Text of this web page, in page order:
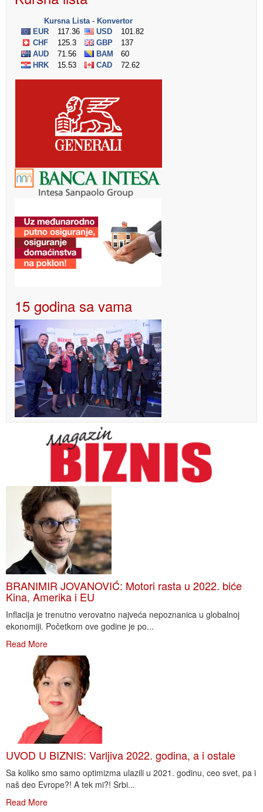
15 godina sa vama
BRANIMIR JOVANOVIĆ: Motori rasta u 2022. biće
Kina, Amerika i EU
Inflacija je trenutno verovatno najveća nepoznanica u globalnoj
ekonomiji. Početkom ove godine je po...
Read More
UVOD U BIZNIS: Varljiva 2022. godina, a i ostale
Sa koliko smo samo optimizma ulazili u 2021. godinu, ceo svet, pa i
naš deo Evrope?! A tek mi?! Srbi...
Read More